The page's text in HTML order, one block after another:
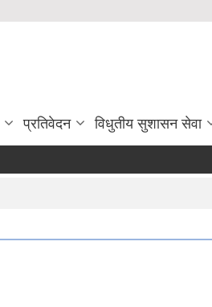
प्रतिवेदन विधुतीय सुशासन सेवा